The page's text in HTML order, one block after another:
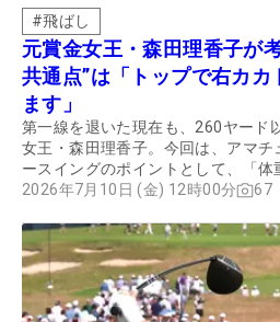
#飛ばし
元賞金女王・森田理香子が
共通点”は「トップで右カ
ます」
第一線を退いた現在も、260ヤード
女王・森田理香子。今回は、アマ
ースイングのポイントとして、「体
聞いた。
2026年7月10日 (金) 12時00分 67